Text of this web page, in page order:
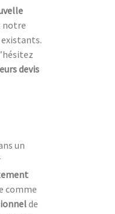
notre
devis
un
comme
de